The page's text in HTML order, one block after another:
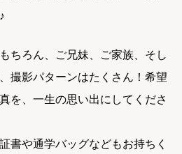
ちろん、ご兄妹、ご家族、そし
撮影パターンはたくさん！希望
を、一生の思い出にしてくださ
書や通学バッグなどもお持ちく